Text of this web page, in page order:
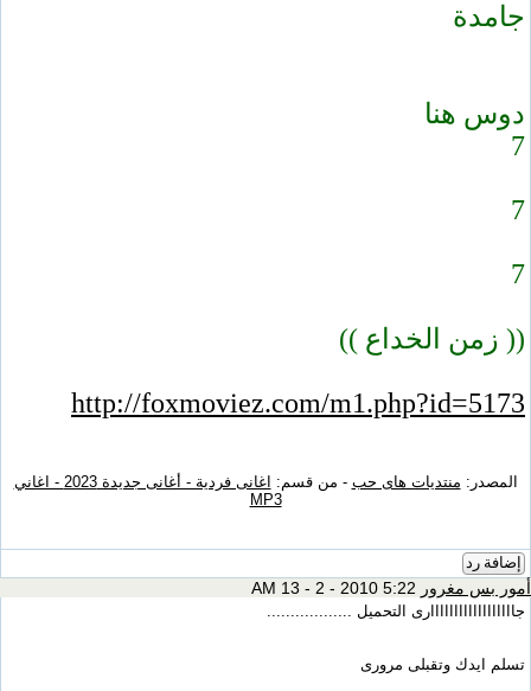
جامدة
دوس هنا
7
7
7
(( زمن الخداع ))
http://foxmoviez.com/m1.php?id=5173
المصدر: منتديات هاى حب - من قسم:
اغانى فردية - أغانى جديدة 2023 - اغاني
MP3
إضافة رد
أمور بس مغرور
جاااااااااااااااااارى التحميل ..................
تسلم ايدك وتقبلى مرورى